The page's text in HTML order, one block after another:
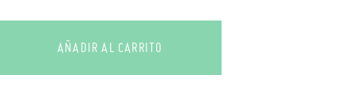
AÑADIR AL CARRITO